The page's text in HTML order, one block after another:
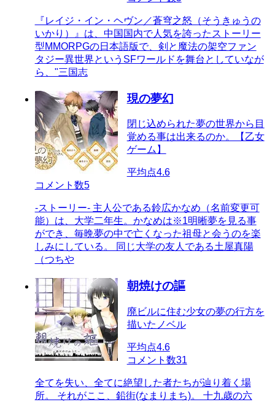
『レイジ・イン・ヘヴン／蒼穹之怒（そうきゅうの
いかり）』は、中国国内で人気を誇ったストーリー
型MMORPGの日本語版で、剣と魔法の架空ファン
タジー異世界というSFワールドを舞台としていなが
ら、"三国志
現の夢幻
閉じ込められた夢の世界から目
覚める事は出来るのか。【乙女
ゲーム】
平均点4.6
コメント数5
-ストーリー- 主人公である鈴広かなめ（名前変更可
能）は、大学二年生。かなめは※1明晰夢を見る事
ができ、毎晩夢の中で亡くなった祖母と会うのを楽
しみにしている。 同じ大学の友人である土屋真陽
（つちや
朝焼けの謳
廃ビルに住む少女の夢の行方を
描いたノベル
平均点4.6
コメント数31
全てを失い、全てに絶望した者たちが辿り着く場
所。 それがここ、鉛街(なまりまち)。 十九歳の六